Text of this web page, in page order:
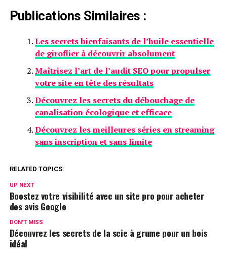
Publications Similaires :
Les secrets bienfaisants de l’huile essentielle
de giroflier à découvrir absolument
Maîtrisez l’art de l’audit SEO pour propulser
votre site en tête des résultats
Découvrez les secrets du débouchage de
canalisation écologique et efficace
Découvrez les meilleures séries en streaming
sans inscription et sans limite
RELATED TOPICS:
UP NEXT
Boostez votre visibilité avec un site pro pour acheter
des avis Google
DON'T MISS
Découvrez les secrets de la scie à grume pour un bois
idéal